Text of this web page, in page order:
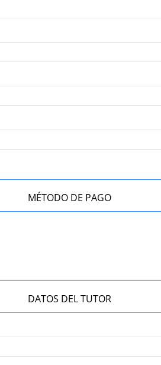
MÉTODO DE PAGO
DATOS DEL TUTOR